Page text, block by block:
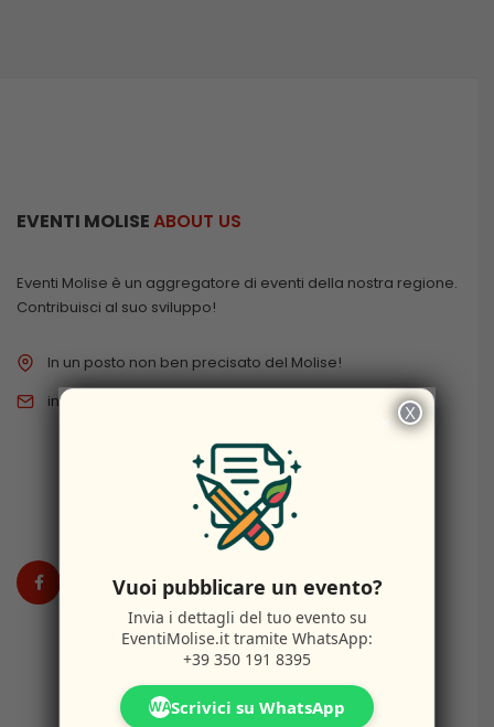
EVENTI MOLISEABOUT US
Eventi Molise è un aggregatore di eventi della nostra regione.
Contribuisci al suo sviluppo!
In un posto non ben precisato del Molise!
info@eventimolise.it
PRIVACY & COOKIES
DISCLAIMER
×
Vuoi pubblicare un evento?
Invia i dettagli del tuo evento su
EventiMolise.it tramite WhatsApp:
+39 350 191 8395
WAScrivici su WhatsApp
X